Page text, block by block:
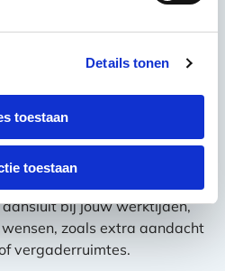
Details tonen
toestaan
toestaan
dat je elke keer opnieuw
verwachtingen zijn.
Een professioneel
Zo weet je zeker dat het
heeft andere behoeften. Een
bij jouw werktijden,
zoals extra aandacht
vergaderruimtes.